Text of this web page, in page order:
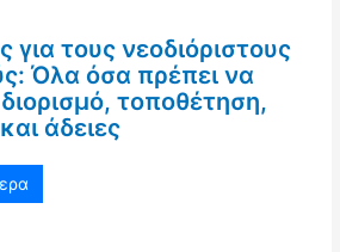
τους νεοδιόριστους
Όλα όσα πρέπει να
τοποθέτηση,
άδειες